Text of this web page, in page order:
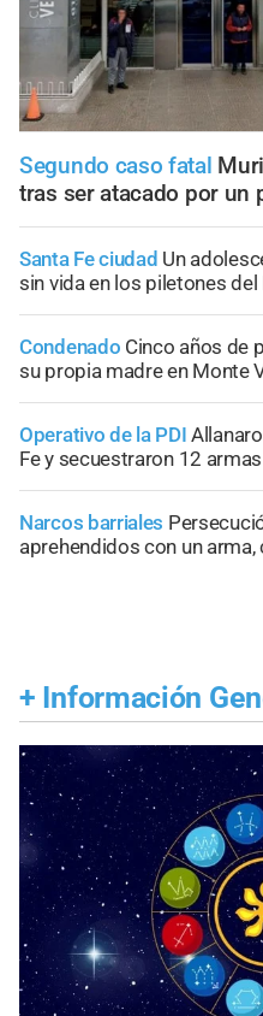
Segundo caso fatal
tras ser atacado por un
Santa Fe ciudad Un
sin vida en los piletones del
Condenado Cinco años de
su propia madre en Monte
Operativo de la PDI
Fe y secuestraron 12
Narcos barriales
aprehendidos con un arma,
+ Información